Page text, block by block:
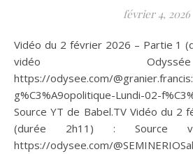
février 4, 2026
Vidéo du 2 février 2026 – Partie 1 (durée 47 min) : Source
vidéo
https://odysee.com/
g%C3%A9opolitique-Lundi-02-
Source YT de Babel.TV Vidéo du 2
(durée 2h11) : Source
https://odysee.com/